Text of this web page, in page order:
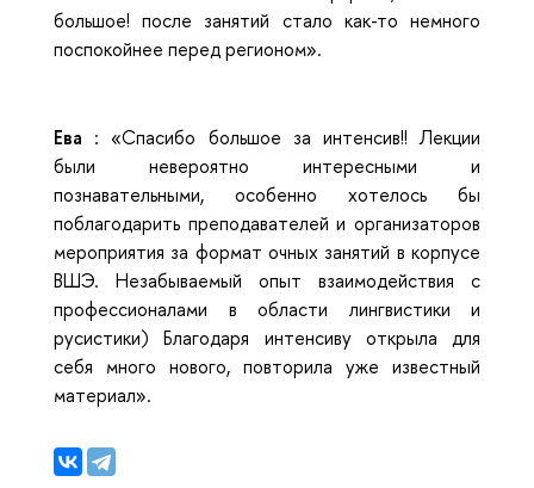
большое! после занятий стало как-то немного
поспокойнее перед регионом».
Ева : «Спасибо большое за интенсив!! Лекции
были невероятно интересными и
познавательными, особенно хотелось бы
поблагодарить преподавателей и организаторов
мероприятия за формат очных занятий в корпусе
ВШЭ. Незабываемый опыт взаимодействия с
профессионалами в области лингвистики и
русистики) Благодаря интенсиву открыла для
себя много нового, повторила уже известный
материал».